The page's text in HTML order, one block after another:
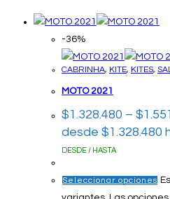
-36%
CABRINHA, KITE, KITES,
MOTO 2021
$1.328.480 – $
desde $1.328.480
DESDE / HASTA
Seleccionar opciones